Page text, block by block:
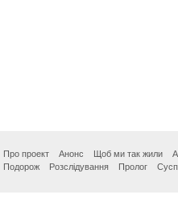
Про проект Анонс Щоб ми так жили
Подорож
Розслідування Пролог